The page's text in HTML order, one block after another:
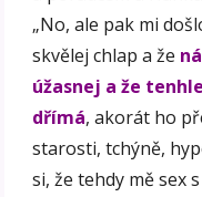
„No, ale pak mi
skvělej chlap a že
úžasnej a že
dřímá, akorát ho
starosti, tchýně,
si, že tehdy mě sex